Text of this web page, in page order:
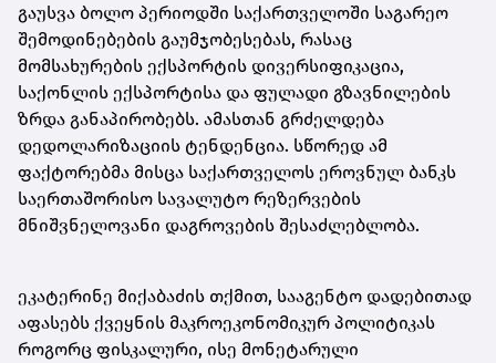
გაუსვა ბოლო პერიოდში საქართველოში საგარეო
შემოდინებების გაუმჯობესებას, რასაც
მომსახურების ექსპორტის დივერსიფიკაცია,
საქონლის ექსპორტისა და ფულადი გზავნილების
ზრდა განაპირობებს. ამასთან გრძელდება
დედოლარიზაციის ტენდენცია. სწორედ ამ
ფაქტორებმა მისცა საქართველოს ეროვნულ ბანკს
საერთაშორისო სავალუტო რეზერვების
მნიშვნელოვანი დაგროვების შესაძლებლობა.
ეკატერინე მიქაბაძის თქმით, სააგენტო დადებითად
აფასებს ქვეყნის მაკროეკონომიკურ პოლიტიკას
როგორც ფისკალური, ისე მონეტარული